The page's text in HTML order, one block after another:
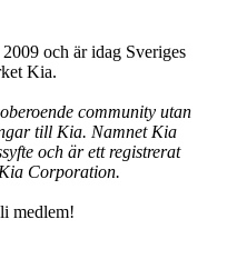
och är idag Sveriges
Kia.
community utan
till Kia. Namnet Kia
och är ett registrerat
Corporation.
medlem!